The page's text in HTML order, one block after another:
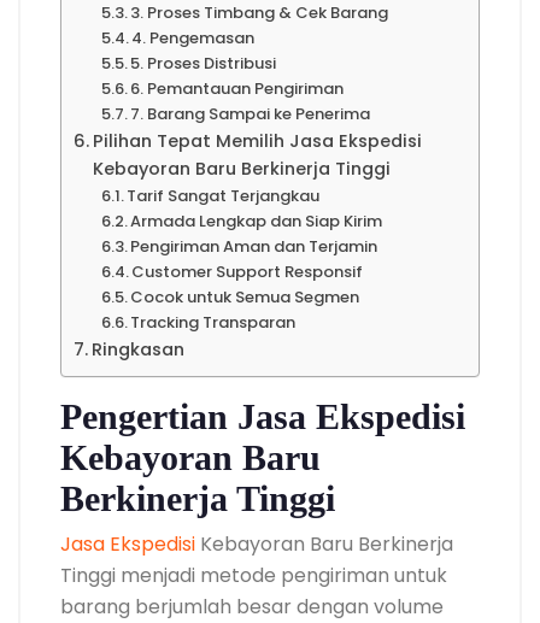
3. Proses Timbang & Cek Barang
4. Pengemasan
5. Proses Distribusi
6. Pemantauan Pengiriman
7. Barang Sampai ke Penerima
Pilihan Tepat Memilih Jasa Ekspedisi
Kebayoran Baru Berkinerja Tinggi
Tarif Sangat Terjangkau
Armada Lengkap dan Siap Kirim
Pengiriman Aman dan Terjamin
Customer Support Responsif
Cocok untuk Semua Segmen
Tracking Transparan
Ringkasan
Pengertian Jasa Ekspedisi
Kebayoran Baru
Berkinerja Tinggi
Jasa Ekspedisi Kebayoran Baru Berkinerja
Tinggi menjadi metode pengiriman untuk
barang berjumlah besar dengan volume